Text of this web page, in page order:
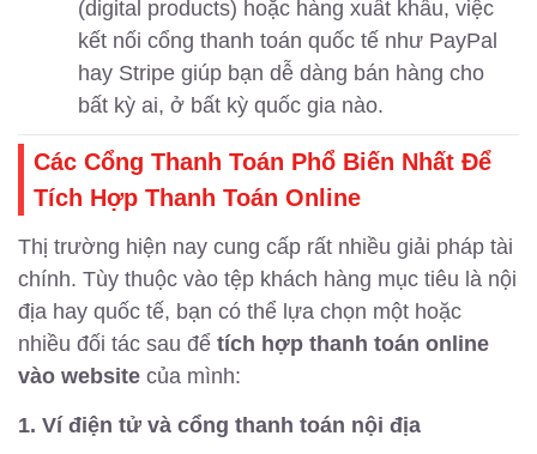
(digital products) hoặc hàng xuất khẩu, việc
kết nối cổng thanh toán quốc tế như PayPal
hay Stripe giúp bạn dễ dàng bán hàng cho
bất kỳ ai, ở bất kỳ quốc gia nào.
Các Cổng Thanh Toán Phổ Biến Nhất Để
Tích Hợp Thanh Toán Online
Thị trường hiện nay cung cấp rất nhiều giải pháp tài
chính. Tùy thuộc vào tệp khách hàng mục tiêu là nội
địa hay quốc tế, bạn có thể lựa chọn một hoặc
nhiều đối tác sau để tích hợp thanh toán online
vào website của mình:
1. Ví điện tử và cổng thanh toán nội địa